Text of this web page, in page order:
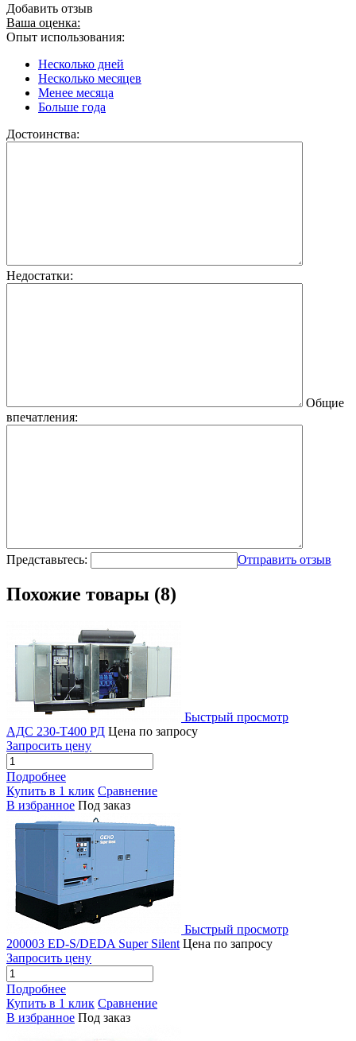
Добавить отзыв
Ваша оценка:
Опыт использования:
Несколько дней
Несколько месяцев
Менее месяца
Больше года
Достоинства:
Недостатки:
Общие
впечатления:
Представьтесь: Отправить отзыв
Похожие товары (8)
Быстрый просмотр
АДС 230-Т400 РД Цена по запросу
Запросить цену
Подробнее
Купить в 1 клик Сравнение
В избранное Под заказ
Быстрый просмотр
200003 ED-S/DEDA Super Silent Цена по запросу
Запросить цену
Подробнее
Купить в 1 клик Сравнение
В избранное Под заказ